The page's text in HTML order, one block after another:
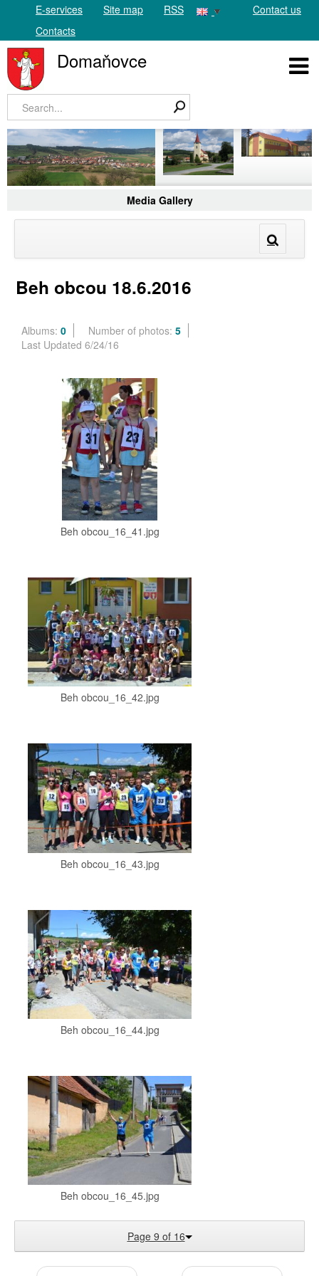
E-services Site map RSS
Contact us
Contacts
Domaňovce
Media Gallery
Beh obcou 18.6.2016
Albums: 0 Number of photos: 5
Last Updated 6/24/16
Beh obcou_16_41.jpg
Beh obcou_16_42.jpg
Beh obcou_16_43.jpg
Beh obcou_16_44.jpg
Beh obcou_16_45.jpg
Page 9 of 16